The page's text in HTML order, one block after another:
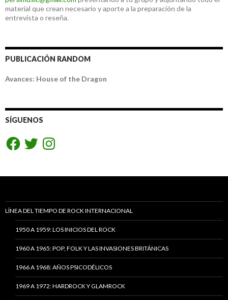
material que crean necesario y aporte a la preparación de la
entrevista o reseña.
PUBLICACIÓN RANDOM
Avances: House of the Dragon
SÍGUENOS
FacebookTwitterInstagram
LÍNEA DEL TIEMPO DE ROCK INTERNACIONAL
1950 A 1959: LOS INICIOS DEL ROCK
1960 A 1965: POP, FOLK Y LAS INVASIONES BRITÁNICAS
1966 A 1968: AÑOS PSICODÉLICOS
1969 A 1972: HARDROCK Y GLAMROCK